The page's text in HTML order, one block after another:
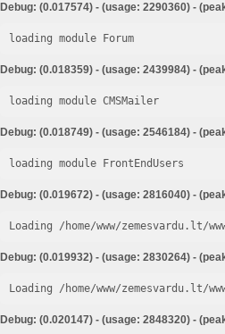
Debug: (0.017574) - (usage: 2290360) -
loading module Forum
Debug: (0.018359) - (usage: 2439984) -
loading module CMSMailer
Debug: (0.018749) - (usage: 2546184) -
loading module FrontEndUsers
Debug: (0.019672) - (usage: 2816040) -
Loading /home/www/
Debug: (0.019932) - (usage: 2830264) -
Loading /home/www/
Debug: (0.020147) - (usage: 2848320) -